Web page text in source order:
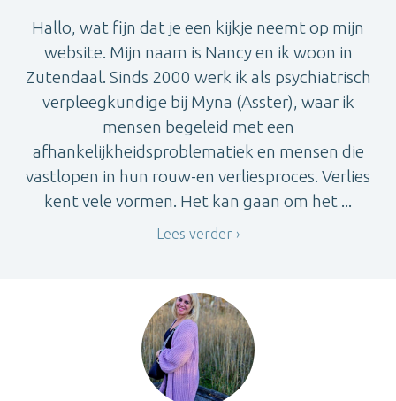
Hallo, wat fijn dat je een kijkje neemt op mijn
website. Mijn naam is Nancy en ik woon in
Zutendaal. Sinds 2000 werk ik als psychiatrisch
verpleegkundige bij Myna (Asster), waar ik
mensen begeleid met een
afhankelijkheidsproblematiek en mensen die
vastlopen in hun rouw-en verliesproces. Verlies
kent vele vormen. Het kan gaan om het ...
Lees verder